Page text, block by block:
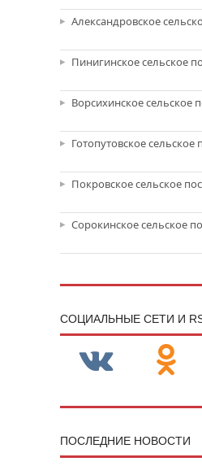
Александровское
Пинигинское сельское
Ворсихинское сельское
Готопутовское сельское
Покровское сельское
Сорокинское сельское
CОЦИАЛЬНЫЕ СЕТИ И
ПОСЛЕДНИЕ НОВОСТИ